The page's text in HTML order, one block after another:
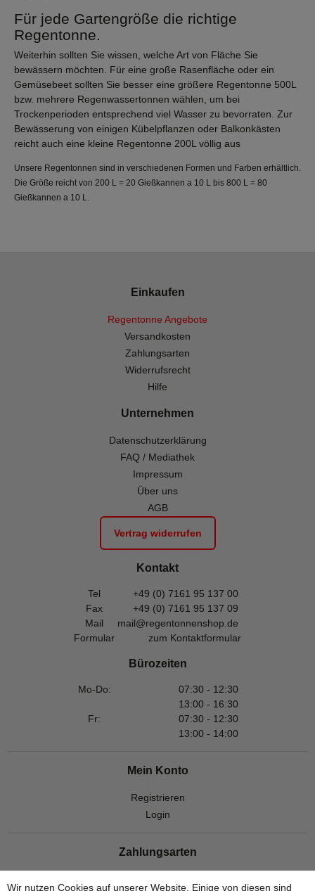
Für jede Gartengröße die richtige
Regentonne.
Weiterhin sollten Sie wissen, welche Art von Fläche Sie
bewässern möchten. Für eine große Rasenfläche oder ein
Gemüsebeet sollten Sie besser eine größere Regentonne 500L
bzw. mehrere Regenwassertonnen wählen, um bei
Trockenperioden entsprechend viel Wasser zu bevorraten. Zur
Bewässerung von einigen Kübelpflanzen oder Balkonkästen
reicht auch eine kleine Regentonne 200L völlig aus
Unsere Regentonnen sind in verschiedenen Formen und Farben erhältlich.
Die Größe reicht von 200 L = 20 Gießkannen a 10 L bis 800 L = 80
Gießkannen a 10 L.
Einkaufen
Regentonne Angebote
Versandkosten
Zahlungsarten
Widerrufsrecht
Hilfe
Unternehmen
Datenschutzerklärung
FAQ / Mediathek
Impressum
Über uns
AGB
Vertrag widerrufen
Kontakt
Tel
+49 (0) 7161 95 137 00
Fax
+49 (0) 7161 95 137 09
Mail
mail@regentonnenshop.de
Formular
zum Kontaktformular
Bürozeiten
Mo-Do:
07:30 - 12:30
13:00 - 16:30
Fr:
07:30 - 12:30
13:00 - 14:00
Mein Konto
Registrieren
Login
Zahlungsarten
Wir nutzen Cookies auf unserer Website. Einige von diesen sind